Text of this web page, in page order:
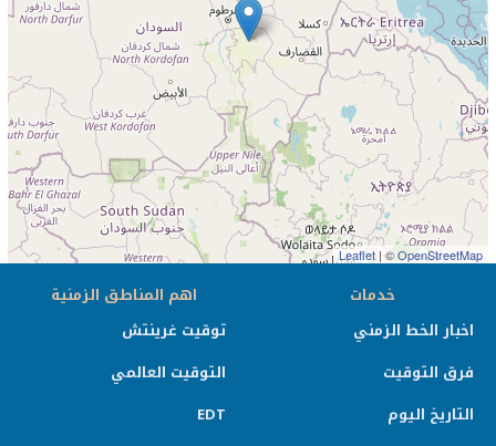
Leaflet | ©OpenStreetMap
خدمات
اخبار الخط الزمني
فرق التوقيت
التاريخ اليوم
اهم المناطق الزمنية
توقيت غرينتش
التوقيت العالمي
EDT